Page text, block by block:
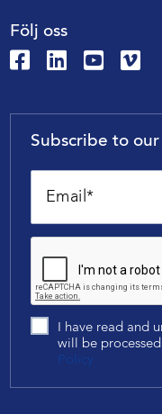
Följ oss
Subscribe to
I have read and
will be
Policy